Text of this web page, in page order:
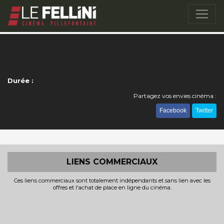
Durée :
Partagez vos envies cinéma :
Facebook Twitter
LIENS COMMERCIAUX
Ces liens commerciaux sont totalement indépendants et sans lien avec les
offres et l'achat de place en ligne du cinéma.